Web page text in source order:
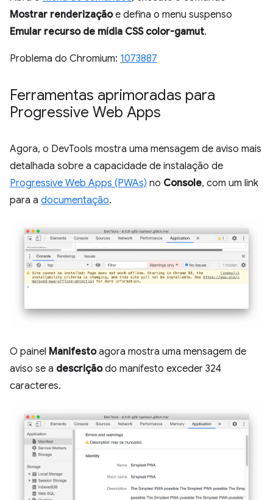
Mostrar renderizaçãoe defina o menu suspenso
Emular recurso de mídia CSS color-gamut.
Problema do Chromium: 1073887
Ferramentas aprimoradas para
Progressive Web Apps
Agora, o DevTools mostra uma mensagem de aviso mais
detalhada sobre a capacidade de instalação de
Progressive Web Apps (PWAs) no Console, com um link
para a documentação.
O painel Manifestoagora mostra uma mensagem de
aviso se a descriçãodo manifesto exceder 324
caracteres.